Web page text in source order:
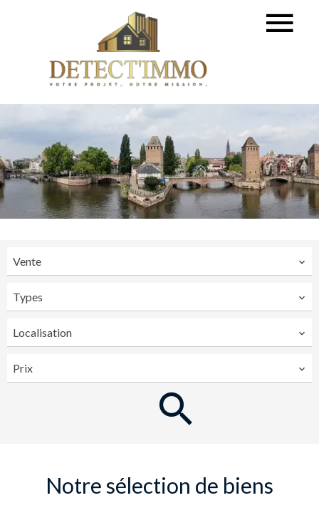
Vente
Types
Localisation
Prix
Notre sélection de biens